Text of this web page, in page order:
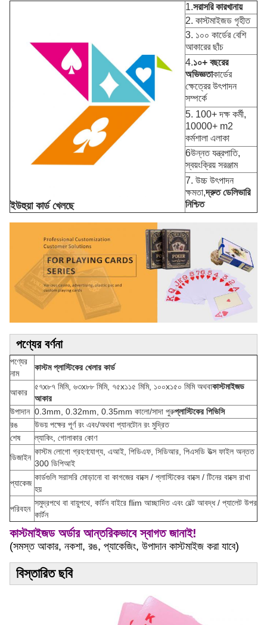
ইউহুয়া কার্ড খেলছে
1.সরাসরি কারখানায়
2. কাস্টমাইজড গৃহীত
3. ১০০ কার্ডের বেশি
আকারের ছাঁচ
4.১০+ বছরের
অভিজ্ঞতাকার্ডের
ক্ষেত্রের উৎপাদন
সম্পর্কে
5. 100+ দক্ষ কর্মী,
10000+ m2
কর্মশালা এলাকা
6উন্নত যন্ত্রপাতি,
স্বয়ংক্রিয় সরঞ্জাম
7. উচ্চ উৎপাদন
ক্ষমতা,দ্রুত ডেলিভারি
নিশ্চিত
পণ্যের বর্ণনা
পণ্যের
নাম
কাস্টম প্লাস্টিকের খেলার কার্ড
আকার
৫৭x৮৭ মিমি, ৬৩x৮৮ মিমি, ৭৫x১১৫ মিমি, ১০০x১৫০ মিমি অথবাকাস্টমাইজড
আকার
উপাদান 0.3mm, 0.32mm, 0.35mm কালো/সাদা পুরুপ্লাস্টিকের পিভিসি
রঙ
উভয় পক্ষের পূর্ণ রং এবং/অথবা প্যানটোন রং মুদ্রিত
শেষ
ল্যাকিং, গোলাকার কোণ
ডিজাইন
কাস্টম লোগো গ্রহণযোগ্য, এআই, পিডিএফ, সিডিআর, পিএসডি উত্স ফাইল অন্তত
300 ডিপিআই
প্যাকেজ
কার্ডগুলি সরাসরি মোড়ানো বা কাগজের বাক্সে / প্লাস্টিকের বাক্সে / টিনের বাক্সে রাখা
হয়
পরিবহন
সমুদ্রপথে বা বায়ুপথে, কার্টন বাইরে flim আচ্ছাদিত এবং বেল্ট আবদ্ধ / প্যালেট উপর
কার্টন
কাস্টমাইজড অর্ডার আন্তরিকভাবে স্বাগত জানাই!
(সমস্ত আকার, নকশা, রঙ, প্যাকেজিং, উপাদান কাস্টমাইজ করা যাবে)
বিস্তারিত ছবি